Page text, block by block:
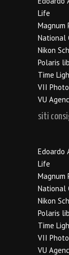
Life
Magnum
National
Nikon
Polaris
Time
VII Photo
VU
siti
Edoardo
Life
Magnum
National
Nikon
Polaris
Time
VII Photo
VU